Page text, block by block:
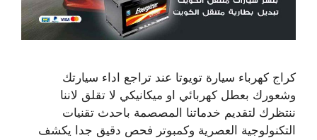
كراج كهرباء سيارة تويوتا عند تراجع اداء سيارتك
وشعورك بعطل كهربائي او ميكانيكي لا تقلق لاننا
ننتظرك لتقديم خدماتنا المصصمة باحدث تقنيات
التكنولوجية العصرية وكمبوتر فحص دقيق جدا يكشف